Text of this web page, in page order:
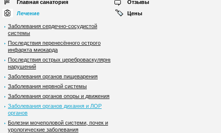
Главная санатория
Отзывы
Лечение
Заболевания сердечно-сосудистой
системы
Последствия перенесённого острого
инфаркта миокарда
Последствия острых цереброваскулярных
нарушений
Заболевания органов пищеварения
Заболевания нервной системы
Заболевания органов опоры и движения
Заболевания органов дихання и ЛОР
органов
Болезни мочеполовой системи, почек и
урологические заболевания
Цены